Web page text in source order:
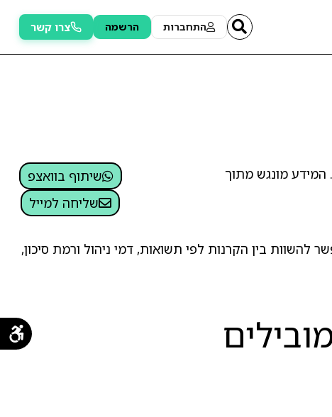
התחברות הרשמה צרו קשר
. המידע מונגש מתוך
שיתוף בוואצפ
שליחה למייל
בין הקרנות לפי תשואות, דמי ניהול ורמת סיכון,